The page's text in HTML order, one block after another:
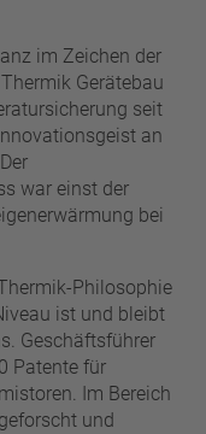
im Zeichen der
Gerätebau
seit
an
war einst der
bei
Philosophie
ist und bleibt
Geschäftsführer
Patente für
Im Bereich
und